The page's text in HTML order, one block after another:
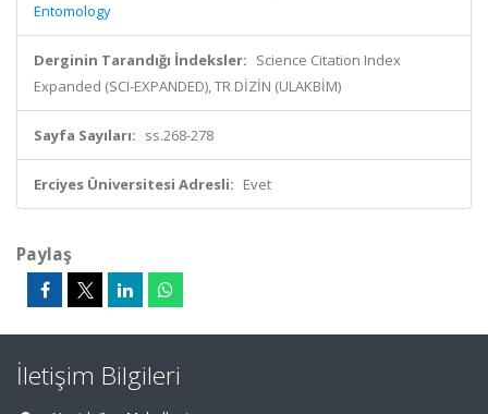
Entomology
Derginin Tarandığı İndeksler: Science Citation Index
Expanded (SCI-EXPANDED), TR DİZİN (ULAKBİM)
Sayfa Sayıları: ss.268-278
Erciyes Üniversitesi Adresli: Evet
Paylaş
İletişim Bilgileri